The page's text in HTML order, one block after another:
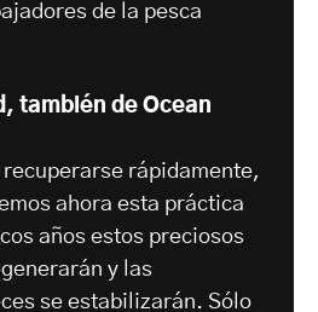
de la pesca
también de Ocean
rápidamente,
ahora esta práctica
años estos preciosos
y las
se estabilizarán. Sólo